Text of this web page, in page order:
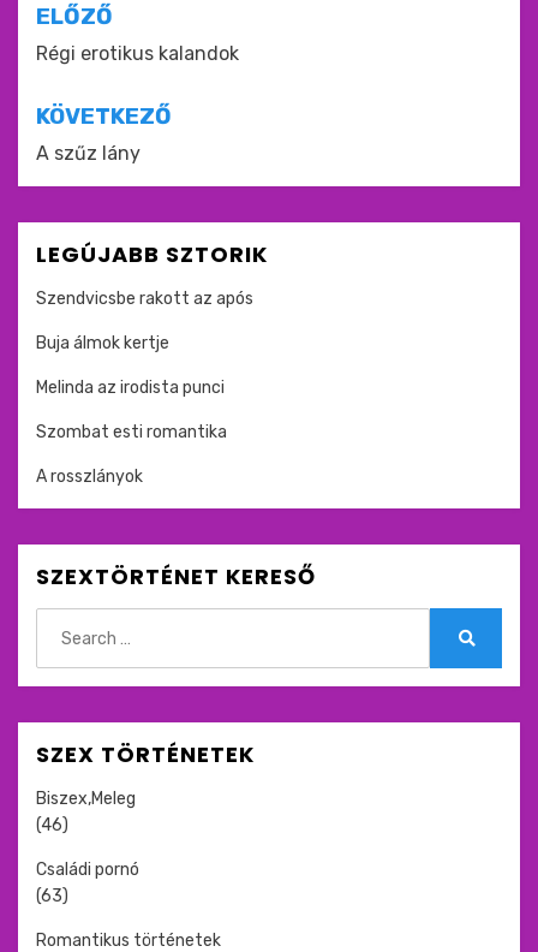
Bejegyzés
navigáció
ELŐZŐ
Régi erotikus kalandok
KÖVETKEZŐ
A szűz lány
LEGÚJABB SZTORIK
Szendvicsbe rakott az após
Buja álmok kertje
Melinda az irodista punci
Szombat esti romantika
A rosszlányok
SZEXTÖRTÉNET KERESŐ
for:
SZEX TÖRTÉNETEK
Biszex,Meleg
(46)
Családi pornó
(63)
Romantikus történetek